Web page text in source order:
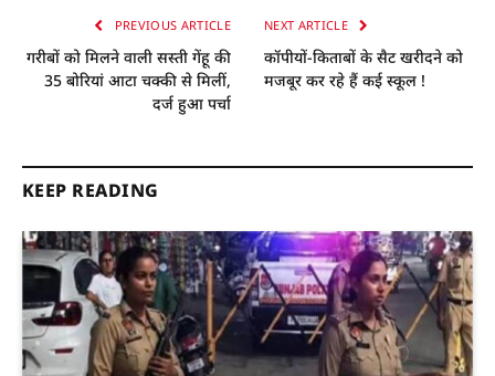
PREVIOUS ARTICLE
गरीबों को मिलने वाली सस्ती गेंहू की
35 बोरियां आटा चक्की से मिलीं,
दर्ज हुआ पर्चा
NEXT ARTICLE
कॉपीयों-किताबों के सैट खरीदने को
मजबूर कर रहे हैं कई स्कूल !
KEEP READING